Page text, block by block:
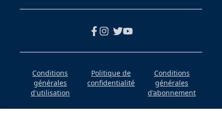
Conditions
générales
d'utilisation
Politique de
confidentialité
Conditions
générales
d'abonnement